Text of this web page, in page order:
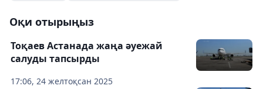
Оқи отырыңыз
17:06, 24 желтоқсан 2025
Тоқаев Астанада жаңа әуежай
салуды тапсырды